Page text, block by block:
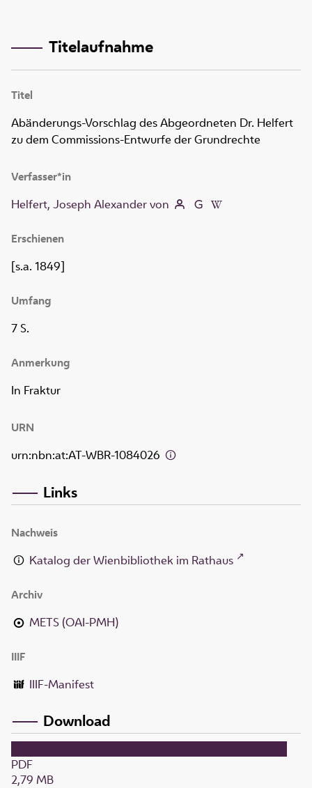
Titelaufnahme
Titel
Abänderungs-Vorschlag des Abgeordneten Dr. Helfert
zu dem Commissions-Entwurfe der Grundrechte
Verfasser*in
Helfert, Joseph Alexander von
Erschienen
[s.a. 1849]
Umfang
7 S.
Anmerkung
In Fraktur
URN
urn:nbn:at:AT-WBR-1084026
Links
Nachweis
Katalog der Wienbibliothek im Rathaus
Archiv
METS (OAI-PMH)
IIIF
IIIF-Manifest
Download
PDF
2,79 MB